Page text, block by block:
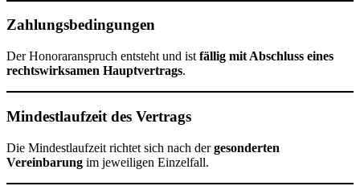
Zahlungsbedingungen
Der Honoraranspruch entsteht und ist fällig mit Abschluss eines
rechtswirksamen Hauptvertrags.
Mindestlaufzeit des Vertrags
Die Mindestlaufzeit richtet sich nach dergesonderten
Vereinbarung im jeweiligen Einzelfall.